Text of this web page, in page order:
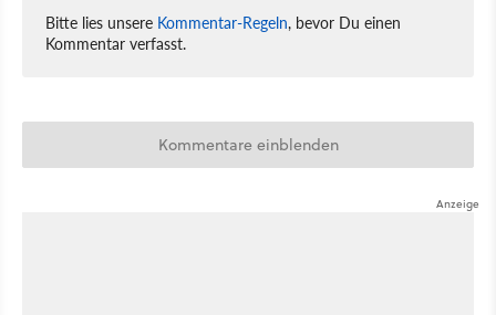
Bitte lies unsere Kommentar-Regeln, bevor Du einen
Kommentar verfasst.
Kommentare einblenden